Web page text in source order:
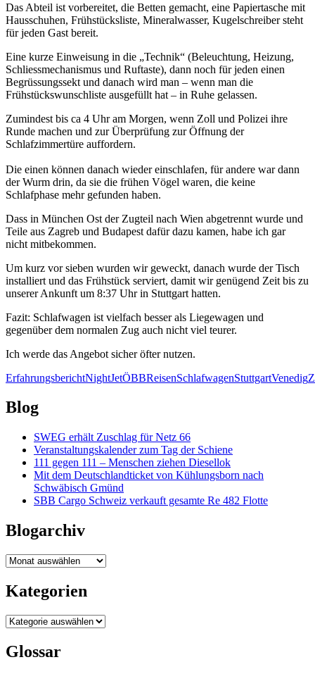
Das Abteil ist vorbereitet, die Betten gemacht, eine Papiertasche mit
Hausschuhen, Frühstücksliste, Mineralwasser, Kugelschreiber steht
für jeden Gast bereit.
Eine kurze Einweisung in die „Technik“ (Beleuchtung, Heizung,
Schliessmechanismus und Ruftaste), dann noch für jeden einen
Begrüssungssekt und danach wird man – wenn man die
Frühstückswunschliste ausgefüllt hat – in Ruhe gelassen.
Zumindest bis ca 4 Uhr am Morgen, wenn Zoll und Polizei ihre
Runde machen und zur Überprüfung zur Öffnung der
Schlafzimmertüre auffordern.
Die einen können danach wieder einschlafen, für andere war dann
der Wurm drin, da sie die frühen Vögel waren, die keine
Schlafphase mehr gefunden haben.
Dass in München Ost der Zugteil nach Wien abgetrennt wurde und
Teile aus Zagreb und Budapest dafür dazu kamen, habe ich gar
nicht mitbekommen.
Um kurz vor sieben wurden wir geweckt, danach wurde der Tisch
installiert und das Frühstück serviert, damit wir genügend Zeit bis zu
unserer Ankunft um 8:37 Uhr in Stuttgart hatten.
Fazit: Schlafwagen ist vielfach besser als Liegewagen und
gegenüber dem normalen Zug auch nicht viel teurer.
Ich werde das Angebot sicher öfter nutzen.
ErfahrungsberichtNightJetÖBBReisenSchlafwagenStuttgartVenedig
Blog
SWEG erhält Zuschlag für Netz 66
Veranstaltungskalender zum Tag der Schiene
111 gegen 111 – Menschen ziehen Diesellok
Mit dem Deutschlandticket von Kühlungsborn nach
Schwäbisch Gmünd
SBB Cargo Schweiz verkauft gesamte Re 482 Flotte
Blogarchiv
Blogarchiv
Kategorien
Kategorien
Glossar